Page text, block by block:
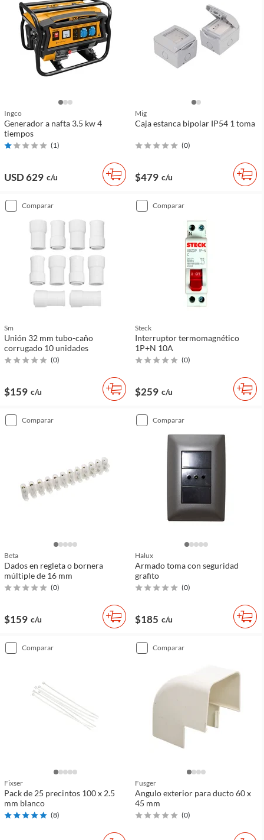
Ingco
Generador a nafta 3.5 kw 4
tiempos
(1)
USD 629 c/u
Mig
Caja estanca bipolar IP54 1 toma
(0)
$479 c/u
comparar
Sm
Unión 32 mm tubo-caño
corrugado 10 unidades
(0)
$159 c/u
comparar
Steck
Interruptor termomagnético
1P+N 10A
(0)
$259 c/u
comparar
Beta
Dados en regleta o bornera
múltiple de 16 mm
(0)
$159 c/u
comparar
Halux
Armado toma con seguridad
grafito
(0)
$185 c/u
comparar
Fixser
Pack de 25 precintos 100 x 2.5
mm blanco
(8)
comparar
Fusger
Angulo exterior para ducto 60 x
45 mm
(0)